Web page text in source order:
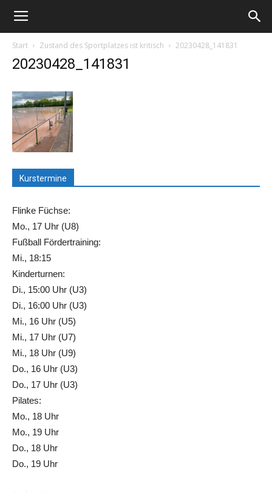
Start Zustand des Sportplatzes ist kritisch 20230428_141831
20230428_141831
Kurstermine
Flinke Füchse:
Mo., 17 Uhr (U8)
Fußball Fördertraining:
Mi., 18:15
Kinderturnen:
Di., 15:00 Uhr (U3)
Di., 16:00 Uhr (U3)
Mi., 16 Uhr (U5)
Mi., 17 Uhr (U7)
Mi., 18 Uhr (U9)
Do., 16 Uhr (U3)
Do., 17 Uhr (U3)
Pilates:
Mo., 18 Uhr
Mo., 19 Uhr
Do., 18 Uhr
Do., 19 Uhr